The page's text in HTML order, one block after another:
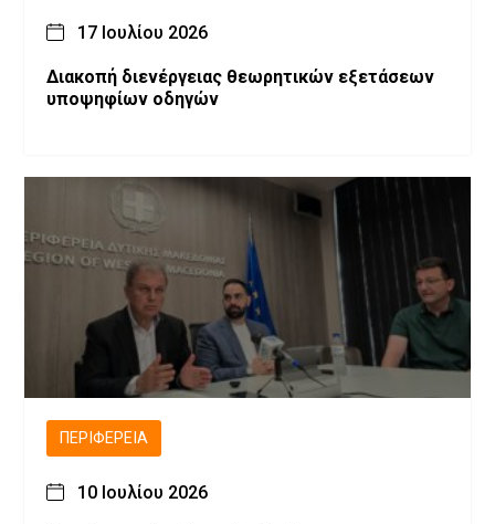
17 Ιουλίου 2026
Διακοπή διενέργειας θεωρητικών εξετάσεων
υποψηφίων οδηγών
ΠΕΡΙΦΈΡΕΙΑ
10 Ιουλίου 2026